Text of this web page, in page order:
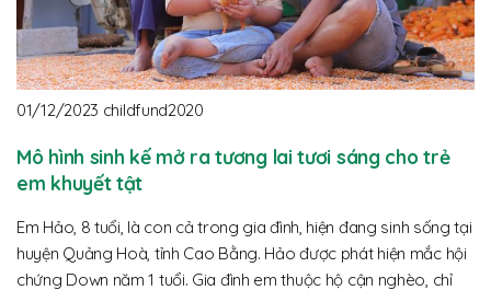
01/12/2023 childfund2020
Mô hình sinh kế mở ra tương lai tươi sáng cho trẻ
em khuyết tật
Em Hảo, 8 tuổi, là con cả trong gia đình, hiện đang sinh sống tại
huyện Quảng Hoà, tỉnh Cao Bằng. Hảo được phát hiện mắc hội
chứng Down năm 1 tuổi. Gia đình em thuộc hộ cận nghèo, chỉ